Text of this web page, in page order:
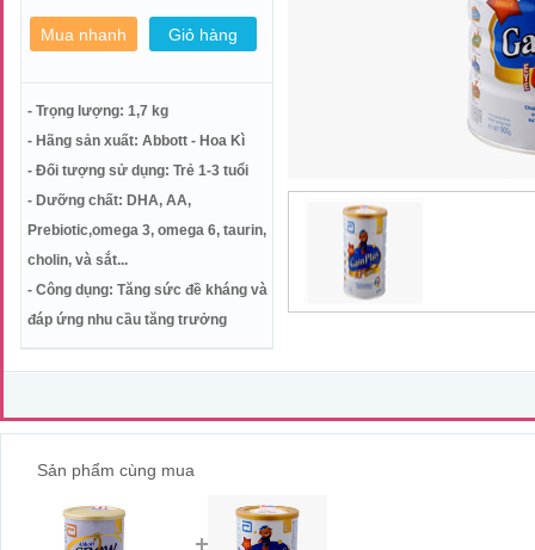
- Trọng lượng: 1,7 kg
- Hãng sản xuất: Abbott - Hoa Kì
- Đối tượng sử dụng: Trẻ 1-3 tuổi
- Dưỡng chất: DHA, AA,
Prebiotic,omega 3, omega 6, taurin,
cholin, và sắt...
- Công dụng: Tăng sức đề kháng và
đáp ứng nhu cầu tăng trưởng
Sản phẩm cùng mua